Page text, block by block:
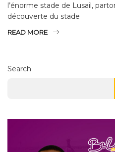
l’énorme stade de Lusail,
découverte du stade
READ MORE
Search